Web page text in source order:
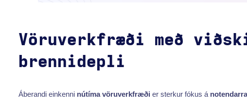
Vöruverkfræði með
brennidepli
Áberandi einkenni nútíma vöruverkfræði er sterkur fókus á